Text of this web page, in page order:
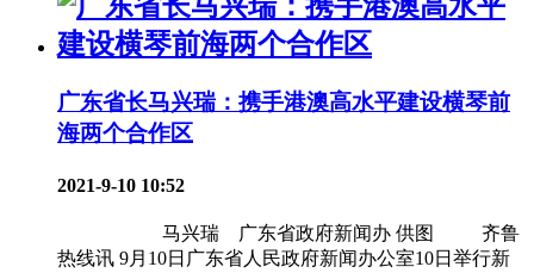
广东省长马兴瑞：携手港澳高水平建设横琴前
海两个合作区
2021-9-10 10:52
马兴瑞 广东省政府新闻办 供图 齐鲁
热线讯 9月10日广东省人民政府新闻办公室10日举行新